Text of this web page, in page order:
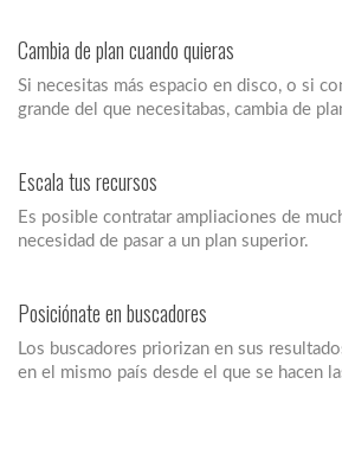
Cambia de plan cuando quieras
Si necesitas más espacio en disco, o si
grande del que necesitabas, cambia de
Escala tus recursos
Es posible contratar ampliaciones de
necesidad de pasar a un plan superior.
Posiciónate en buscadores
Los buscadores priorizan en sus
en el mismo país desde el que se hacen